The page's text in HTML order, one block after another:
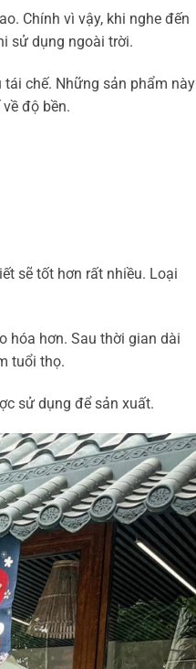
Chính vì vậy, khi nghe đến
sử dụng ngoài trời.
chế. Những sản phẩm này
độ bền.
sẽ tốt hơn rất nhiều. Loại
hóa hơn. Sau thời gian dài
tuổi thọ.
sử dụng để sản xuất.